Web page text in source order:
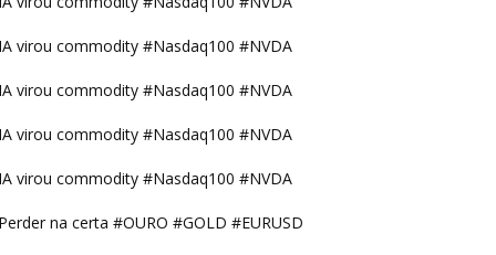
virou commodity #Nasdaq100 #NVDA
virou commodity #Nasdaq100 #NVDA
virou commodity #Nasdaq100 #NVDA
virou commodity #Nasdaq100 #NVDA
na certa #OURO #GOLD #EURUSD